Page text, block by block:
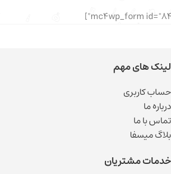
لینک های مهم
حساب کاربری
درباره ما
تماس با ما
بلاگ میسفا
خدمات مشتریان